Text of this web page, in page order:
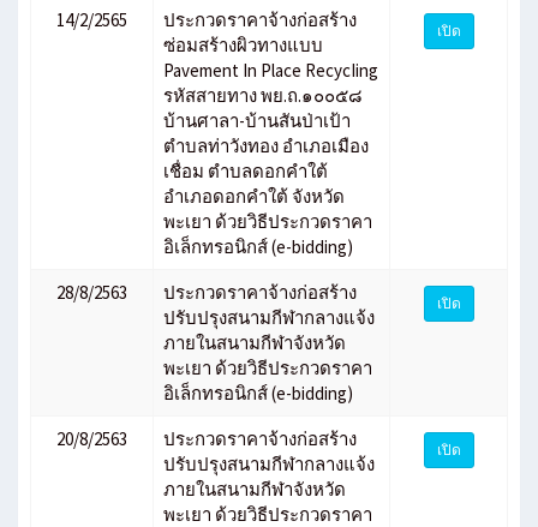
14/2/2565
ประกวดราคาจ้างก่อสร้าง
ซ่อมสร้างผิวทางแบบ
Pavement In Place RecycIing
รหัสสายทาง พย.ถ.๑๐๐๕๘
บ้านศาลา-บ้านสันป่าเป้า
ตำบลท่าวังทอง อำเภอเมือง
เชื่อม ตำบลดอกคำใต้
อำเภอดอกคำใต้ จังหวัด
พะเยา ด้วยวิธีประกวดราคา
อิเล็กทรอนิกส์ (e-bidding)
เปิด
28/8/2563
ประกวดราคาจ้างก่อสร้าง
ปรับปรุงสนามกีฬากลางแจ้ง
ภายในสนามกีฬาจังหวัด
พะเยา ด้วยวิธีประกวดราคา
อิเล็กทรอนิกส์ (e-bidding)
เปิด
20/8/2563
ประกวดราคาจ้างก่อสร้าง
ปรับปรุงสนามกีฬากลางแจ้ง
ภายในสนามกีฬาจังหวัด
พะเยา ด้วยวิธีประกวดราคา
เปิด